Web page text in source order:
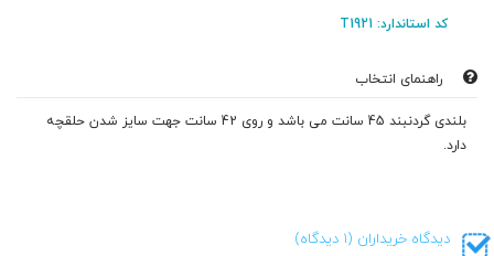
کد استاندارد: T1921
راهنمای انتخاب
بلندی گردنبند 45 سانت می باشد و روی 42 سانت جهت سایز شدن حلقچه
دارد.
دیدگاه خریداران (1 دیدگاه)